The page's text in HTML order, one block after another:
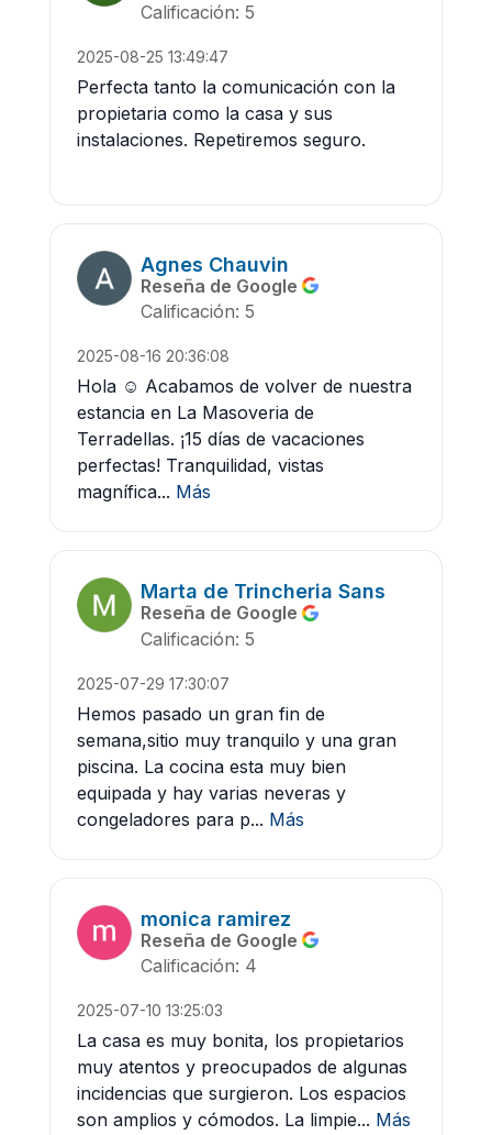
Calificación: 5
2025-08-25 13:49:47
Perfecta tanto la comunicación con la
propietaria como la casa y sus
instalaciones. Repetiremos seguro.
Agnes Chauvin
Reseña de Google
Calificación: 5
2025-08-16 20:36:08
Hola ☺️ Acabamos de volver de nuestra
estancia en La Masoveria de
Terradellas. ¡15 días de vacaciones
perfectas! Tranquilidad, vistas
magnífica... Más
Marta de Trincheria Sans
Reseña de Google
Calificación: 5
2025-07-29 17:30:07
Hemos pasado un gran fin de
semana,sitio muy tranquilo y una gran
piscina. La cocina esta muy bien
equipada y hay varias neveras y
congeladores para p... Más
monica ramirez
Reseña de Google
Calificación: 4
2025-07-10 13:25:03
La casa es muy bonita, los propietarios
muy atentos y preocupados de algunas
incidencias que surgieron. Los espacios
son amplios y cómodos. La limpie... Más